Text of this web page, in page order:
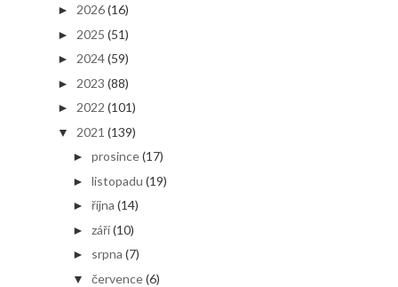
► 2026(16)
► 2025 (51)
► 2024(59)
► 2023 (88)
► 2022 (101)
▼ 2021 (139)
► prosince(17)
► listopadu (19)
► října (14)
► září(10)
► srpna (7)
▼ července(6)